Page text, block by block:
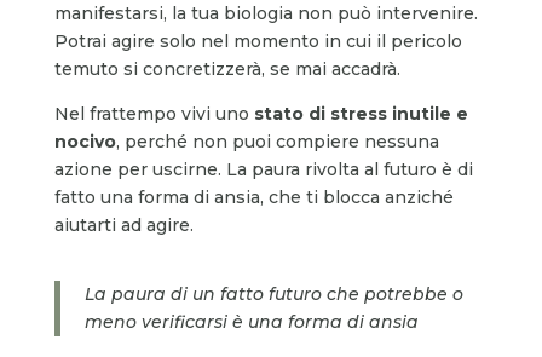
manifestarsi, la tua biologia non può intervenire.
Potrai agire solo nel momento in cui il pericolo
temuto si concretizzerà, se mai accadrà.
Nel frattempo vivi uno stato di stress inutile e
nocivo, perché non puoi compiere nessuna
azione per uscirne. La paura rivolta al futuro è di
fatto una forma di ansia, che ti blocca anziché
aiutarti ad agire.
La paura di un fatto futuro che potrebbe o
meno verificarsi è una forma di ansia